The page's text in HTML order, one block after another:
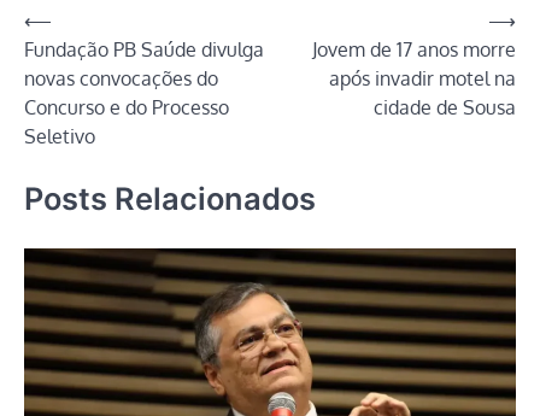
Navegação
de
Post
⟵
Fundação PB Saúde divulga
novas convocações do
Concurso e do Processo
Seletivo
Jovem de 17 anos morre
após invadir motel na
cidade de Sousa
⟶
Posts Relacionados